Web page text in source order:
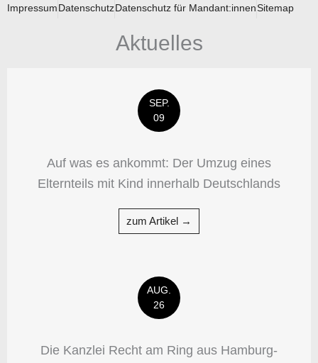
ImpressumDatenschutzDatenschutz für Mandant:innenSitemap
Aktuelles
SEP.
09
Auf was es ankommt: Der Umzug eines
Elternteils mit Kind innerhalb Deutschlands
zum Artikel →
AUG.
26
Die Kanzlei Recht am Ring aus Hamburg-